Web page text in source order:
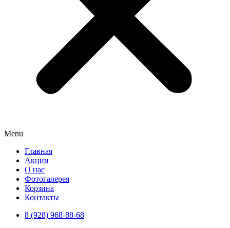
Menu
Главная
Акции
О нас
Фотогалерея
Корзина
Контакты
8 (928) 968-88-68